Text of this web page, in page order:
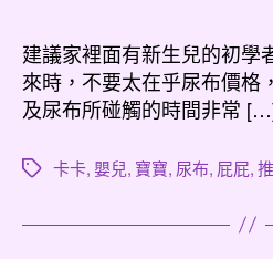
者
建議家裡面有新生兒的初學
來時，不要太在乎尿布價格
及尿布所碰觸的時間非常
標
卡卡, 嬰兒, 寶寶, 尿布, 屁屁,